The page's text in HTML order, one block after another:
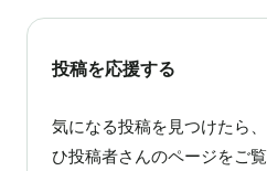
投稿を応援する
気になる投稿を見つけたら
ひ投稿者さんのページをご